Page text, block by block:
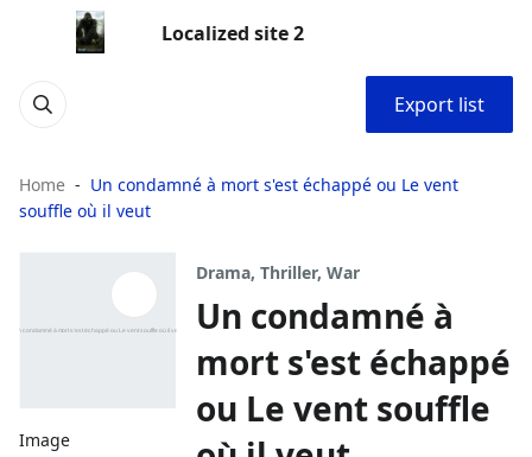
Localized site 2
Export list
Home
Un condamné à mort s'est échappé ou Le vent
souffle où il veut
Image
Drama, Thriller, War
Un condamné à
mort s'est échappé
ou Le vent souffle